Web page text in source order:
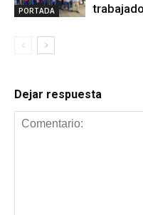
PORTADA
Dejar respuesta